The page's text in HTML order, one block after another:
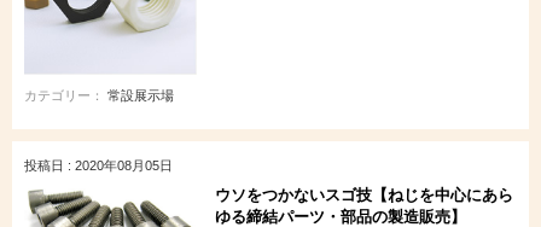
カテゴリー： 常設展示場
投稿日 : 2020年08月05日
ウソをつかないスゴ技【ねじを中心にあら
ゆる締結パーツ・部品の製造販売】